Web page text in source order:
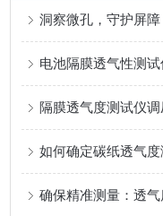
电池隔膜透气性测
隔膜透气度测试仪
如何确定碳纸透气
确保精准测量：透